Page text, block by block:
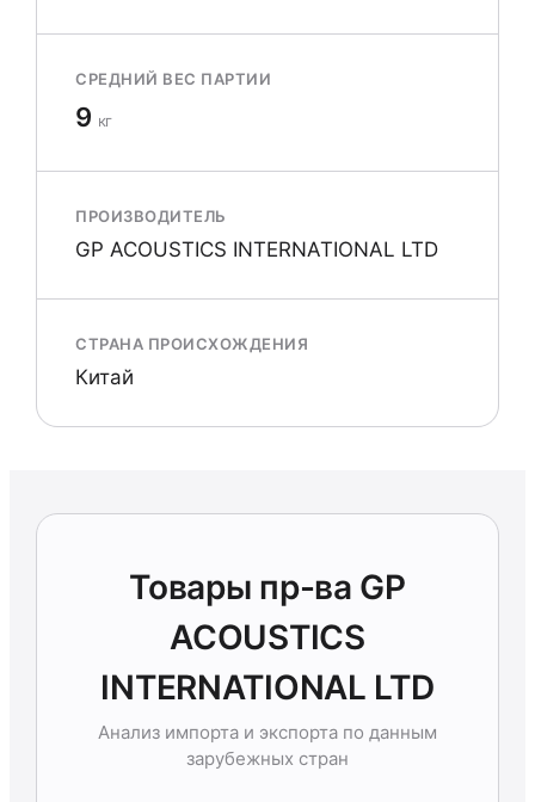
СРЕДНИЙ ВЕС ПАРТИИ
9 кг
ПРОИЗВОДИТЕЛЬ
GP ACOUSTICS INTERNATIONAL LTD
СТРАНА ПРОИСХОЖДЕНИЯ
Китай
Товары пр-ва GP
ACOUSTICS
INTERNATIONAL LTD
Анализ импорта и экспорта по данным
зарубежных стран